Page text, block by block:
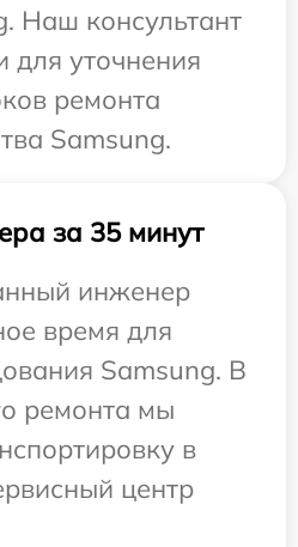
Наш консультант
для уточнения
ремонта
Samsung.
за 35 минут
инженер
время для
Samsung. В
ремонта мы
в
центр